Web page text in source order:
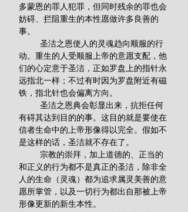
多蒙恩的罪人犯罪，但同时残余的罪也会
妨碍、拦阻重生的本性愿做许多良善的
事。
动。重生的人受顺服上帝的意愿支配，他
们的心定意于圣洁，正如罗盘上的指针永
远指北一样；不过有时因为罗盘附近有磁
铁，指北针也会偏离方向。
有碍其达到目的的事。这目的就是要使在
信者生命中的上帝形像得以完全。假如不
是这样的话，圣洁就不存在了。
和正义的行为都不是真正的圣洁，除非全
人的生命（灵魂）都为追求属灵美善的意
愿所掌管，以及一切行为都出自那被上帝
形像更新的新生本性。